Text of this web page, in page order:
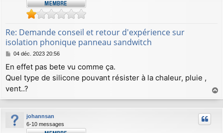
Re: Demande conseil et retour d'expérience sur
isolation phonique panneau sandwitch
M
s
s
g
e
04 déc. 2023 20:56
En effet pas bete vu comme ça.
Quel type de silicone pouvant résister à la chaleur, pluie ,
vent..?
a
u
johannsan
6-10 messages